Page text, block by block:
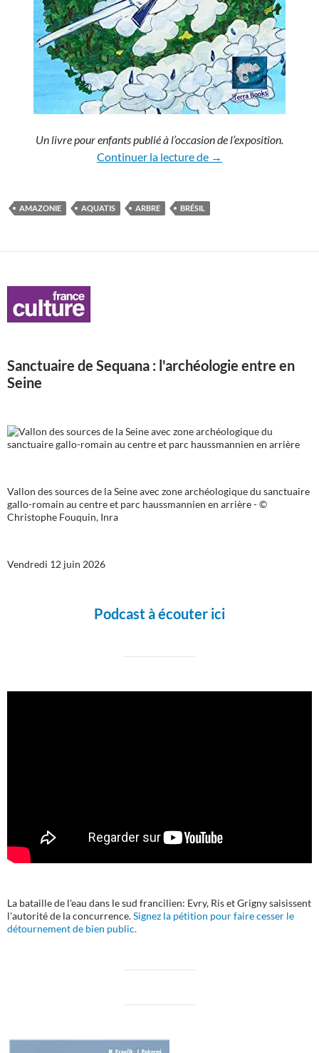
Un livre pour enfants publié à l’occasion de l’exposition.
Continuer la lecture de
Amazonie: les
→
AMAZONIE AQUATIS ARBRE BRÉSIL
Sanctuaire de Sequana : l'archéologie entre en
Seine
Vallon des sources de la Seine avec zone archéologique du sanctuaire
gallo-romain au centre et parc haussmannien en arrière - ©
Christophe Fouquin, Inra
Vendredi 12 juin 2026
Podcast à écouter ici
La bataille de l'eau dans le sud francilien: Evry, Ris et Grigny saisissent
l'autorité de la concurrence.Signez la pétition pour faire cesser le
détournement de bien public.